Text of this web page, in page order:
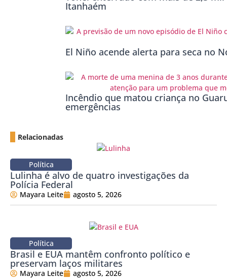
Itanhaém
El Niño acende alerta para seca no
Incêndio que matou criança no
emergências
Relacionadas
Política
Lulinha é alvo de quatro investigações da
Polícia Federal
Mayara Leite agosto 5, 2026
Política
Brasil e EUA mantêm confronto político e
preservam laços militares
Mayara Leite agosto 5, 2026